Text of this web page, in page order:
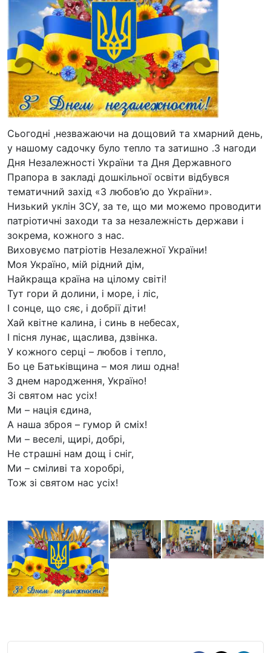
Сьогодні ,незважаючи на дощовий та хмарний день,
у нашому садочку було тепло та затишно .З нагоди
Дня Незалежності України та Дня Державного
Прапора в закладі дошкільної освіти відбувся
тематичний захід «З любов’ю до України».
Низький уклін ЗСУ, за те, що ми можемо проводити
патріотичні заходи та за незалежність держави і
зокрема, кожного з нас.
Виховуємо патріотів Незалежної України!
Моя Україно, мій рідний дім,
Найкраща країна на цілому світі!
Тут гори й долини, і море, і ліс,
І сонце, що сяє, і добрії діти!
Хай квітне калина, і синь в небесах,
І пісня лунає, щаслива, дзвінка.
У кожного серці – любов і тепло,
Бо це Батьківщина – моя лиш одна!
З днем народження, Україно!
Зі святом нас усіх!
Ми – нація єдина,
А наша зброя – гумор й сміх!
Ми – веселі, щирі, добрі,
Не страшні нам дощ і сніг,
Ми – сміливі та хоробрі,
Тож зі святом нас усіх!